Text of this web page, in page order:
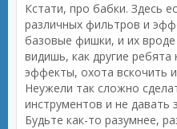
Кстати, про бабки. Здесь
различных фильтров и
базовые фишки, и их
видишь, как другие
эффекты, охота вскочить
Неужели так сложно
инструментов и не давать
Будьте как-то разумнее,